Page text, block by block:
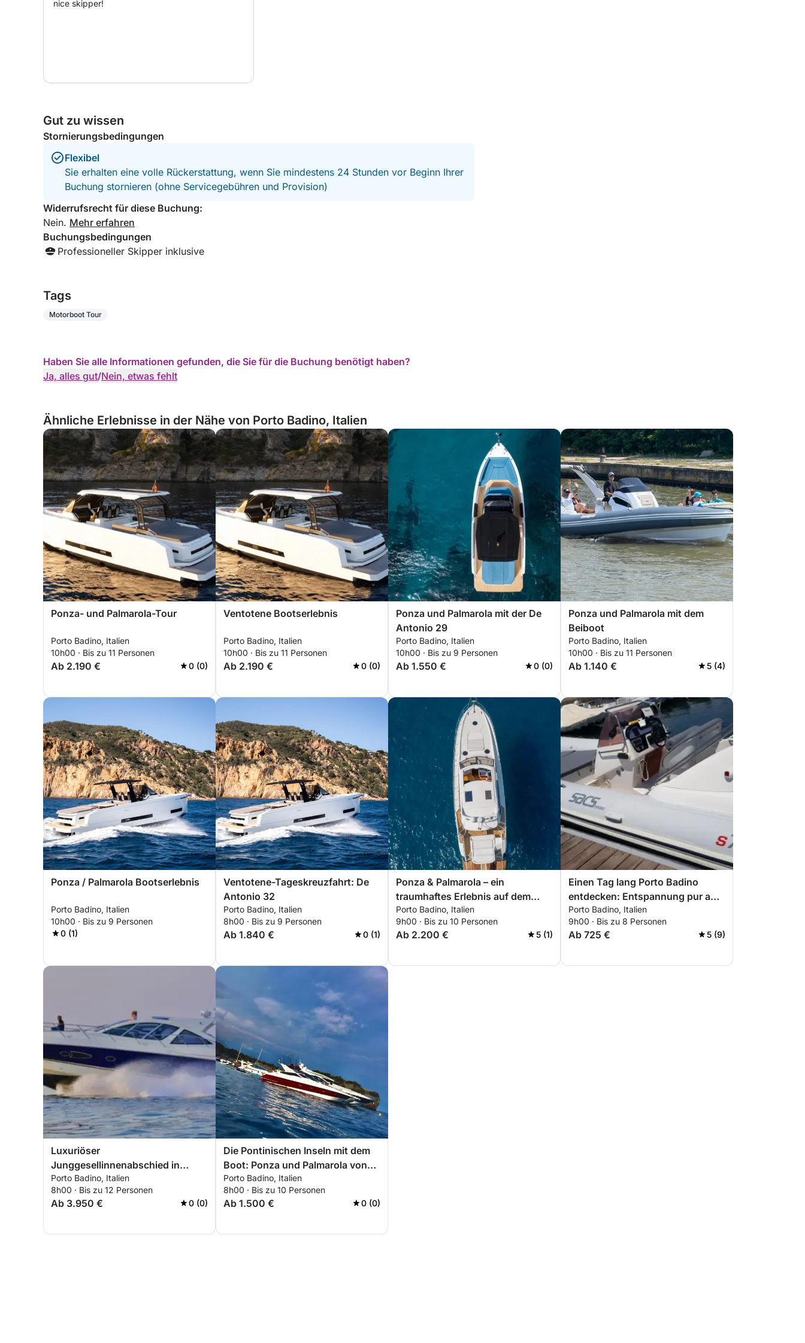
• Große Lounge mit klappbarem Mitteltisch
• Dusche
Ausrüstung:
• Motorisiertes Beiboot
• Masken und Flossen
• Aufblasbare Schwimminsel
• 2-Sitzer-SUP-Board mit Paddeln
• Diverse Schwimmhilfen
Im Preis inbegriffen:
• Professionelle und zuverlässige Betreuung Skipper
nice skipper!
Gut zu wissen
Stornierungsbedingungen
Flexibel
Sie erhalten eine volle Rückerstattung, wenn Sie mindestens 24 Stunden vor Beginn Ihrer
Buchung stornieren (ohne Servicegebühren und Provision)
Widerrufsrecht für diese Buchung:
Nein. Mehr erfahren
Buchungsbedingungen
Professioneller Skipper inklusive
Tags
Motorboot Tour
Haben Sie alle Informationen gefunden, die Sie für die Buchung benötigt haben?
Ja, alles gut/Nein, etwas fehlt
Ähnliche Erlebnisse in der Nähe von Porto Badino, Italien
Ponza- und Palmarola-Tour
Porto Badino, Italien
10h00 · Bis zu 11 Personen
Ab 2.190 € 0 (0)
Ventotene Bootserlebnis
Porto Badino, Italien
10h00 · Bis zu 11 Personen
Ab 2.190 € 0 (0)
Ponza und Palmarola mit der De
Antonio 29
Porto Badino, Italien
10h00 · Bis zu 9 Personen
Ab 1.550 € 0 (0)
Ponza und Palmarola mit dem
Beiboot
Porto Badino, Italien
10h00 · Bis zu 11 Personen
Ab 1.140 € 5 (4)
Ponza / Palmarola Bootserlebnis
Porto Badino, Italien
10h00 · Bis zu 9 Personen
0 (1)
Ventotene-Tageskreuzfahrt: De
Antonio 32
Porto Badino, Italien
8h00 · Bis zu 9 Personen
Ab 1.840 € 0 (1)
Ponza & Palmarola – ein
traumhaftes Erlebnis auf dem
Boot
Porto Badino, Italien
9h00 · Bis zu 10 Personen
Ab 2.200 € 5 (1)
Einen Tag lang Porto Badino
entdecken: Entspannung pur am
italienischen Blau
Porto Badino, Italien
9h00 · Bis zu 8 Personen
Ab 725 € 5 (9)
Luxuriöser
Junggesellinnenabschied in
Ponza – Bootsausflug mit
Cocktails und Entspannung
Porto Badino, Italien
8h00 · Bis zu 12 Personen
Ab 3.950 € 0 (0)
Die Pontinischen Inseln mit dem
Boot: Ponza und Palmarola von
Terracina aus
Porto Badino, Italien
8h00 · Bis zu 10 Personen
Ab 1.500 € 0 (0)